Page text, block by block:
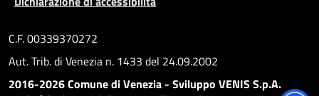
C.F. 00339370272
Aut. Trib. di Venezia n. 1433 del 24.09.2002
2016-2026 Comune di Venezia - Sviluppo VENIS S.p.A.